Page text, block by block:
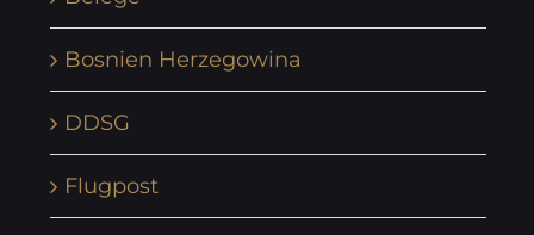
Bosnien Herzegowina
DDSG
Flugpost